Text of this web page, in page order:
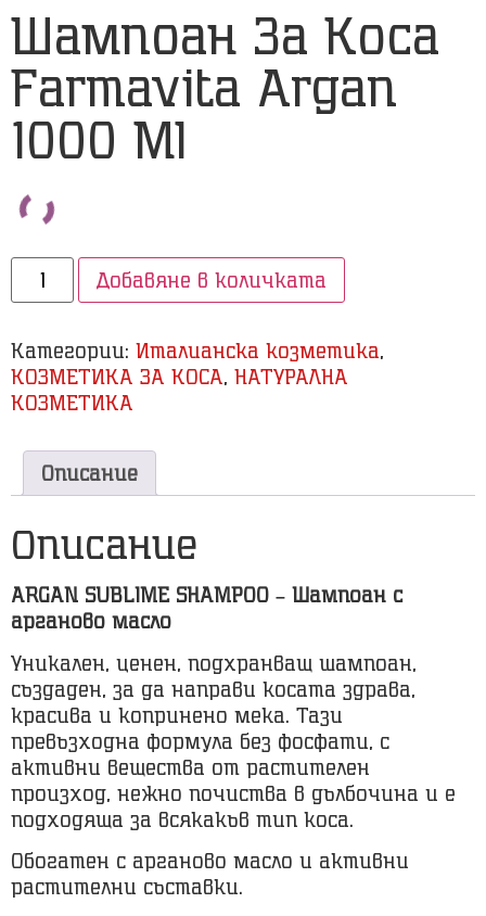
Шампоан За Коса
Farmavita Argan
1000 Ml
Добавяне в количката
Категории: Италианска козметика
КОЗМЕТИКА ЗА КОСА НАТУРАЛНА
КОЗМЕТИКА
Описание
Описание
ARGAN SUBLIME SHAMPOO – Шампоан с
арганово масло
Уникален, ценен, подхранващ шампоан,
създаден, за да направи косата здрава,
красива и копринено мека. Тази
превъзходна формула без фосфати, с
активни вещества от растителен
произход, нежно почиства в дълбочина и е
подходяща за всякакъв тип коса.
Обогатен с арганово масло и активни
растителни съставки.